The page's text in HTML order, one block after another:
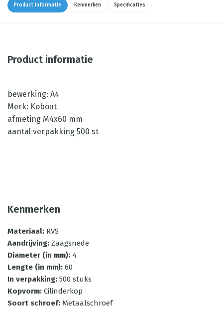
Product informatie Kenmerken Specificaties
Product informatie
bewerking: A4
Merk: Kobout
afmeting M4x60 mm
aantal verpakking 500 st
Kenmerken
Materiaal: RVS
Aandrijving: Zaagsnede
Diameter (in mm): 4
Lengte (in mm): 60
In verpakking: 500 stuks
Kopvorm: Cilinderkop
Soort schroef: Metaalschroef